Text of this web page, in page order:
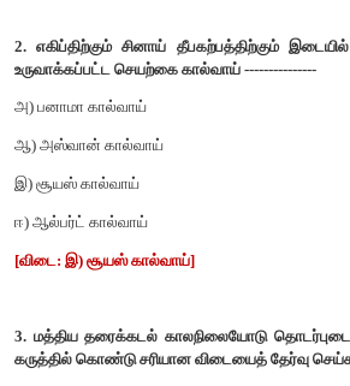
அ) கேப்பிளாங்கா
ஆ) அகுல்காஸ் முனை
ஈ) கேப்டவுன்
[விடை: இ) நன்னம்பிக்கை முனை
உருவாக்கப்பட்ட செயற்கை கால்வாய்